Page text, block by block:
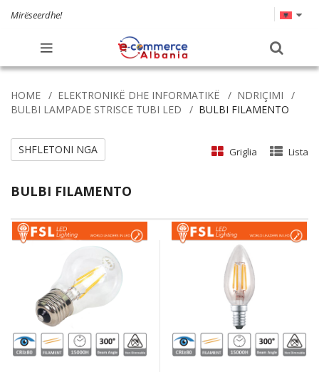
Mirëseerdhe!
HOME ELEKTRONIKË DHE INFORMATIKË
NDRIÇIMI
BULBI LAMPADE STRISCE TUBI LED
BULBI FILAMENTO
BULBI FILAMENTO
Griglia Lista
SHFLETONI NGA